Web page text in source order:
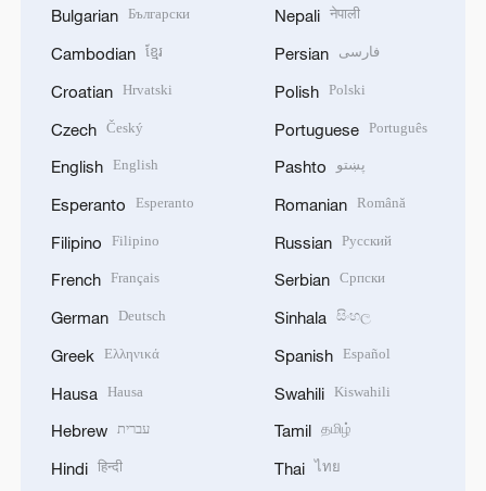
Bulgarian Български
Cambodian ខ្មែរ
Croatian Hrvatski
Czech Český
English English
Esperanto Esperanto
Filipino Filipino
French Français
German Deutsch
Greek Ελληνικά
Hausa Hausa
Hebrew עברית
Hindi हिन्दी
Nepali नेपाली
Persian فارسی
Polish Polski
Portuguese Português
Pashto پښتو
Romanian Română
Russian Русский
Serbian Српски
Sinhala සිංහල
Spanish Español
Swahili Kiswahili
Tamil தமிழ்
Thai ไทย